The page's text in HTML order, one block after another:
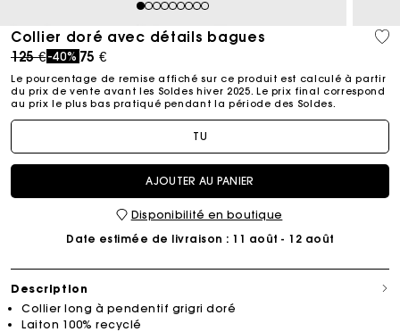
123456789
Collier doré avec détails bagues
Price reduced from
125 €to
-40% 75 €
Le pourcentage de remise affiché sur ce produit est calculé à partir
du prix de vente avant les Soldes hiver 2025. Le prix final correspond
au prix le plus bas pratiqué pendant la période des Soldes.​
TU
AJOUTER AU PANIER
Disponibilité en boutique
Date estimée de livraison : 11 août - 12 août
Description
Collier long à pendentif grigri doré
Laiton 100% recyclé